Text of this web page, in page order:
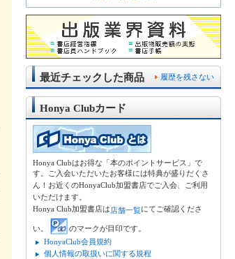
履歴を残さない
最近チェックした商品
Honya Clubカード
Honya Clubはお得な「本のポイントサービス」で
す。ご入会いただいたお客様には特典が盛りだくさ
ん！お近くのHonyaClub加盟書店でご入会、ご利用
いただけます。
Honya Club加盟書店は店舗一覧にてご確認くださ
い。
のマークが目印です。
HonyaClub会員規約
個人情報の取扱いに関する規程